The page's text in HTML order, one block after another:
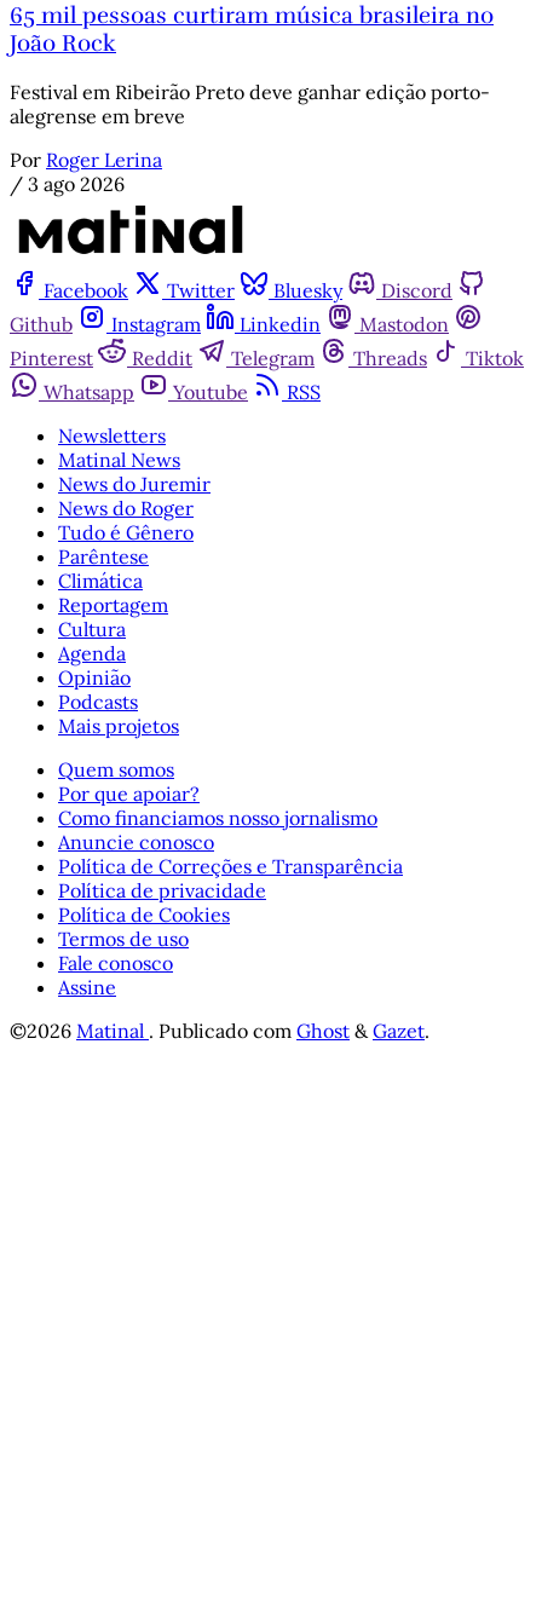
65 mil pessoas curtiram música brasileira no
João Rock
Festival em Ribeirão Preto deve ganhar edição porto-
alegrense em breve
Por Roger Lerina
/ 3 ago 2026
Facebook Twitter Bluesky
Discord
Github
Instagram Linkedin
Mastodon
Pinterest
Reddit Telegram Threads
Tiktok
Whatsapp
Youtube
RSS
Newsletters
Matinal News
News do Juremir
News do Roger
Tudo é Gênero
Parêntese
Climática
Reportagem
Cultura
Agenda
Opinião
Podcasts
Mais projetos
Quem somos
Por que apoiar?
Como financiamos nosso jornalismo
Anuncie conosco
Política de Correções e Transparência
Política de privacidade
Política de Cookies
Termos de uso
Fale conosco
Assine
©2026 Matinal . Publicado com Ghost & Gazet.